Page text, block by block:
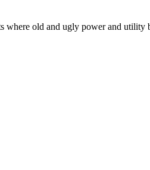
old and ugly power and utility